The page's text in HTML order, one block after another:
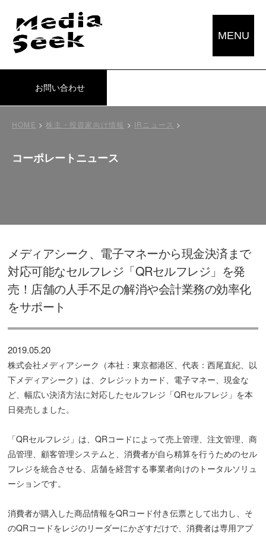
MENU
お問い合わせ
HOME >株主・投資家向け情報 > IRニュース >
コーポレートニュース
メディアシーク、電子マネーから現金決済まで
対応可能なセルフレジ「QRセルフレジ」を発
売！店舗の人手不足の解消や会計業務の効率化
をサポート
2019.05.20
株式会社メディアシーク（本社：東京都港区、代表：西尾直紀、以
下メディアシーク）は、クレジットカード、電子マネー、現金な
ど、幅広い決済方法に対応したセルフレジ「QRセルフレジ」を本
日発売しました。
「QRセルフレジ」は、QRコードによって売上管理、注文管理、商
品管理、顧客管理システムと、消費者が自ら精算を行うためのセル
フレジを統合させる、店舗を経営する事業者向けのトータルソリュ
ーションです。
消費者が購入した商品情報をQRコード付き伝票として出力し、そ
のQRコードをレジのリーダーにかざすだけで、消費者は専用アプ